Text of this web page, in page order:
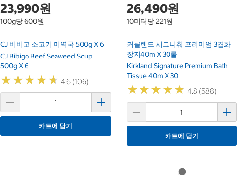
23,990원
100g당 600원
CJ 비비고 소고기 미역국 500g X 6
CJ Bibigo Beef Seaweed Soup
500g X 6
★★★★★
★★★★★ 4.6 (106)
카트에 담기
26,490원
10미터당 221원
커클랜드 시그니춰 프리미엄 3겹화
장지40m X 30롤
Kirkland Signature Premium Bath
Tissue 40m X 30
★★★★★
★★★★★ 4.8 (588)
카트에 담기